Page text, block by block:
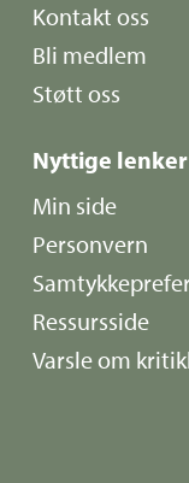
Kontakt oss
Bli medlem
Støtt oss
Nyttige lenker
Min side
Personvern
Ressursside
Varsle om